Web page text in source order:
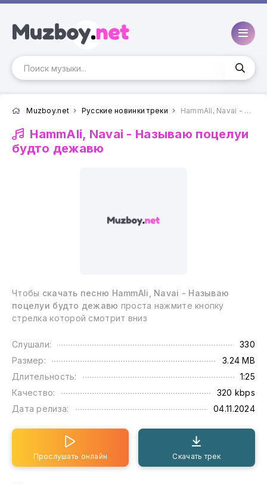
Muzboy.net Русские новинки треки HammAli, Navai - Называю поцелуи будто дежавю
HammAli, Navai - Называю поцелуи
будто дежавю
Чтобы скачать песню HammAli, Navai - Называю
поцелуи будто дежавю проста нажмите кнопку
стрелка которой смотрит вниз
Слушали:
330
Размер:
3.24 MB
Длительность:
1:25
Качество:
320 kbps
Дата релиза:
04.11.2024
Прослушать онлайн Скачать трек